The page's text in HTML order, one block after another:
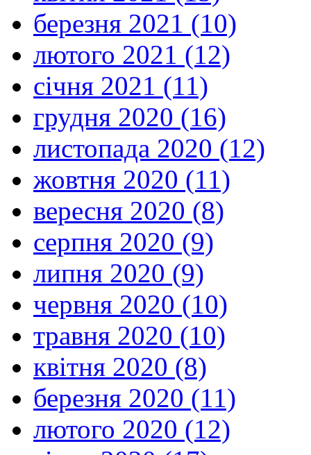
березня 2021 (10)
лютого 2021 (12)
січня 2021 (11)
грудня 2020 (16)
листопада 2020 (12)
жовтня 2020 (11)
вересня 2020 (8)
серпня 2020 (9)
липня 2020 (9)
червня 2020 (10)
травня 2020 (10)
квітня 2020 (8)
березня 2020 (11)
лютого 2020 (12)